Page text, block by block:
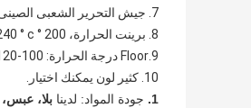
7. جيش التحرير الشعبى الصينى الطباعة لا مجعد ولا حافة تشوه.
8. برينت الحرارة، 200 ° c -240 ° c.
9.Floor درجة الحرارة: 100-120 ℃
10. كثير لون يمكنك اختيار.
1. جودة المواد: لدينا بلا، عبس،